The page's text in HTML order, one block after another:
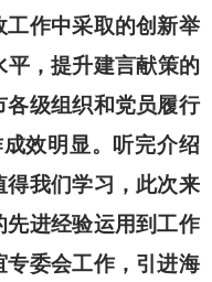
作中采取的创新举
平，提升建言献策的
级组织和党员履行
效明显。听完介绍
我们学习，此次来
进经验运用到工作
委会工作，引进海